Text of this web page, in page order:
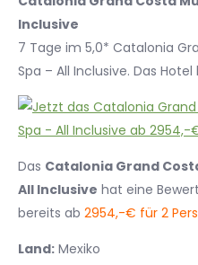
Inclusive
7 Tage im 5,0* Catalonia
Spa – All Inclusive. Das
Das Catalonia Grand
All Inclusive hat eine
bereits ab 2954,-€ für 2
Land: Mexiko